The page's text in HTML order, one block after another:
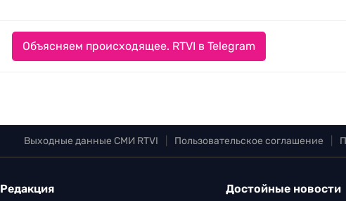
Объясняем происходящее. RTVI в Telegram
Выходные данные СМИ RTVI Пользовательское соглашение
Редакция Достойные новости